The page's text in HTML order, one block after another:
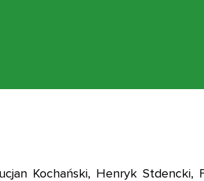
Kochański, Henryk Stdencki,